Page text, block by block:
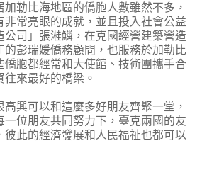
勒比海地區的僑胞人數雖然不多，
非常亮眼的成就，並且投入社會公益
公司」張溎鱗，在克國經營建築營造
的彭瑞媛僑務顧問，也服務於加勒比
僑胞都經常和大使館、技術團攜手合
來最好的橋梁。
興可以和這麼多好朋友齊聚一堂，
一位朋友共同努力下，臺克兩國的友
彼此的經濟發展和人民福祉也都可以